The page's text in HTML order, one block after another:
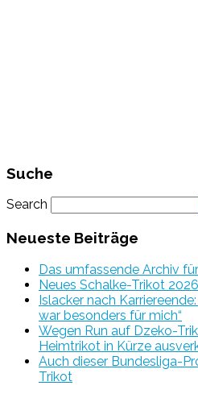
Suche
Search
Neueste Beiträge
Das umfassende Archiv
Neues Schalke-Trikot
Islacker nach
war besonders für mich“
Wegen Run auf Dzeko-
Heimtrikot in Kürze
Auch dieser Bundesliga-
Trikot